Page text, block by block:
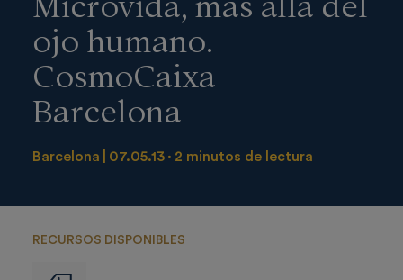
ojo humano.
CosmoCaixa
Barcelona
Barcelona 07.05.13 2 minutos de lectura
RECURSOS DISPONIBLES